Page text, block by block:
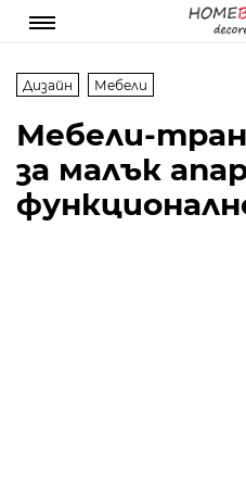
Дизайн Мебели
Мебели-
за малък